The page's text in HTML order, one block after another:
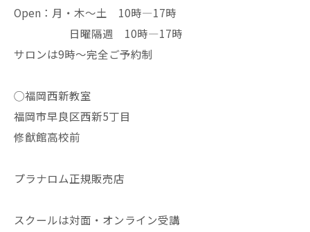
Open：月・木〜土 10時—17時
日曜隔週 10時—17時
サロンは9時〜完全ご予約制
◯福岡西新教室
福岡市早良区西新5丁目
修猷館高校前
プラナロム正規販売店
スクールは対面・オンライン受講